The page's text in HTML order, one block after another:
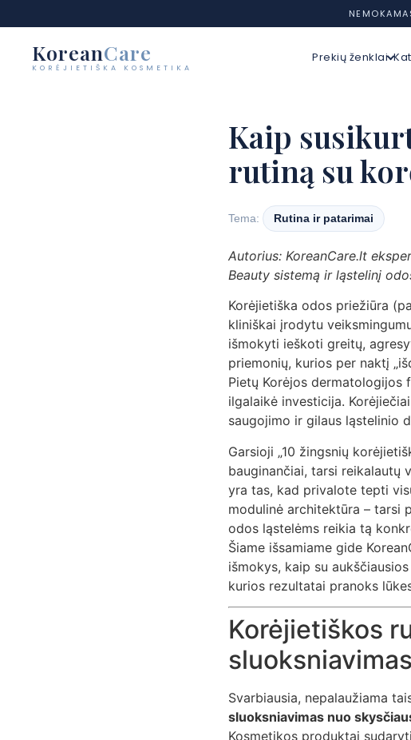
KoreanCare
KORĖJIETIŠKA KOSMETIKA
Prekių ženklai
Kaip
rutiną su
Tema: Rutina ir patarimai
Autorius: KoreanCare.lt
Beauty sistemą ir ląstelinį
Korėjietiška odos priežiūra
kliniškai įrodytu
išmokyti ieškoti greitų,
priemonių, kurios per naktį
Pietų Korėjos
ilgalaikė investicija.
saugojimo ir gilaus ląstelinio
Garsioji „10 žingsnių
bauginančiai, tarsi reikalautų
yra tas, kad privalote tepti
modulinė architektūra – tarsi
odos ląstelėms reikia tą
Šiame išsamiame gide
išmokys, kaip su
kurios rezultatai pranoks
Korėjietiškos
Svarbiausia, nepalaužiama
sluoksniavimas nuo
Kosmetikos produktai